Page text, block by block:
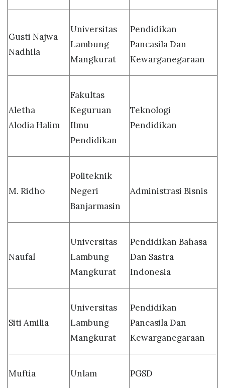
Gusti Najwa
Nadhila
Universitas
Lambung
Mangkurat
Pendidikan
Pancasila Dan
Kewarganegaraan
Aletha
Alodia Halim
Fakultas
Keguruan
Ilmu
Pendidikan
Teknologi
Pendidikan
M. Ridho
Politeknik
Negeri
Banjarmasin
Administrasi Bisnis
Naufal
Universitas
Lambung
Mangkurat
Pendidikan Bahasa
Dan Sastra
Indonesia
Siti Amilia
Universitas
Lambung
Mangkurat
Pendidikan
Pancasila Dan
Kewarganegaraan
Muftia Unlam PGSD